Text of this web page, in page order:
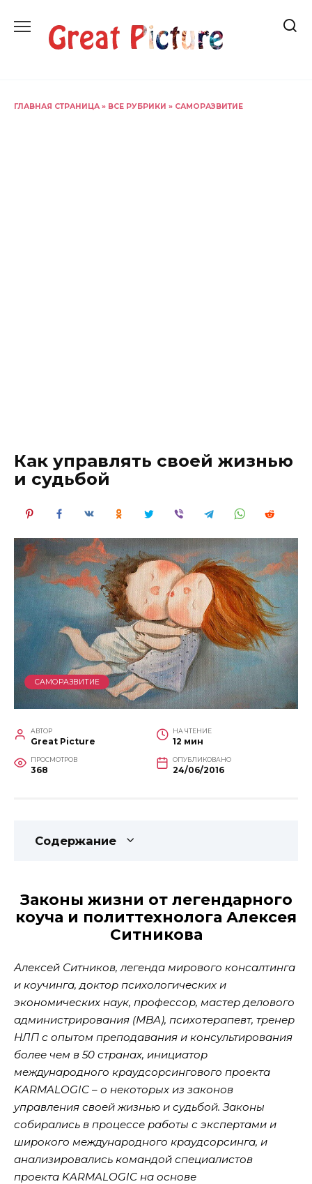
содержанию
ГЛАВНАЯ СТРАНИЦА » ВСЕ РУБРИКИ » САМОРАЗВИТИЕ
Как управлять своей жизнью
и судьбой
САМОРАЗВИТИЕ
АВТОР
Great Picture
НА ЧТЕНИЕ
12 мин
ПРОСМОТРОВ
368
ОПУБЛИКОВАНО
24/06/2016
Содержание
Законы жизни от легендарного
коуча и политтехнолога Алексея
Ситникова
Алексей Ситников, легенда мирового консалтинга
и коучинга,доктор психологических и
экономических наук, профессор, мастер делового
администрирования (МВА), психотерапевт, тренер
НЛП с опытом преподавания и консультирования
более чем в 50 странах, инициатор
международного краудсорсингового проекта
KARMALOGIC – о некоторых из законов
управления своей жизнью и судьбой. Законы
собирались в процессе работы с экспертами и
широкого международного краудсорсинга, и
анализировались командой специалистов
проекта KARMALOGIC на основе